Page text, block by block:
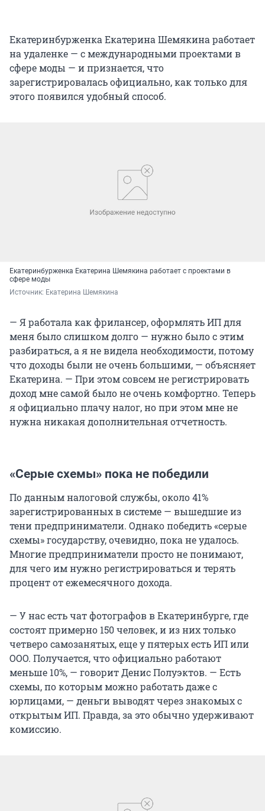
Екатеринбурженка Екатерина Шемякина работает
на удаленке — с международными проектами в
сфере моды — и признается, что
зарегистрировалась официально, как только для
этого появился удобный способ.
Екатеринбурженка Екатерина Шемякина работает с проектами в
сфере моды
Источник: Екатерина Шемякина
— Я работала как фрилансер, оформлять ИП для
меня было слишком долго — нужно было с этим
разбираться, а я не видела необходимости, потому
что доходы были не очень большими, — объясняет
Екатерина. — При этом совсем не регистрировать
доход мне самой было не очень комфортно. Теперь
я официально плачу налог, но при этом мне не
нужна никакая дополнительная отчетность.
«Серые схемы» пока не победили
По данным налоговой службы, около 41%
зарегистрированных в системе — вышедшие из
тени предприниматели. Однако победить «серые
схемы» государству, очевидно, пока не удалось.
Многие предприниматели просто не понимают,
для чего им нужно регистрироваться и терять
процент от ежемесячного дохода.
— У нас есть чат фотографов в Екатеринбурге, где
состоят примерно 150 человек, и из них только
четверо самозанятых, еще у пятерых есть ИП или
ООО. Получается, что официально работают
меньше 10%, — говорит Денис Полуэктов. — Есть
схемы, по которым можно работать даже с
юрлицами, — деньги выводят через знакомых с
открытым ИП. Правда, за это обычно удерживают
комиссию.